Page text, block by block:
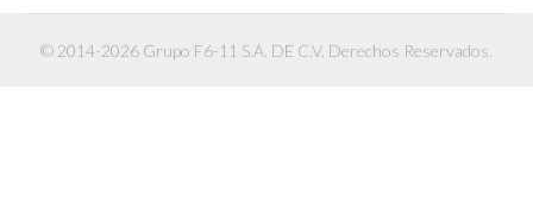
© 2014-2026 Grupo F6-11 S.A. DE C.V. Derechos Reservados.